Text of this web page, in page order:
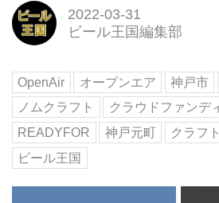
2022-03-31
ビール王国編集部
OpenAir オープンエア 神戸市
ノムクラフト
クラウドファンデ
READYFOR
神戸元町
クラフ
ビール王国